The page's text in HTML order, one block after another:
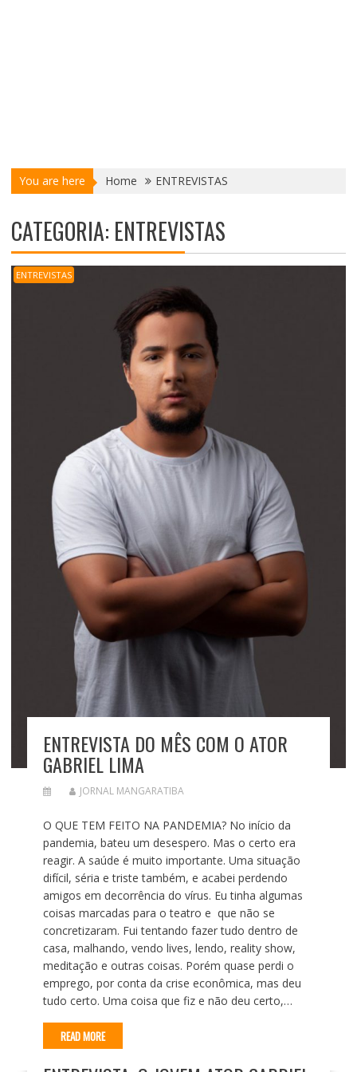
You are here Home ENTREVISTAS
CATEGORIA: ENTREVISTAS
ENTREVISTAS
ENTREVISTA DO MÊS COM O ATOR
GABRIEL LIMA
JORNAL MANGARATIBA
O QUE TEM FEITO NA PANDEMIA? No início da
pandemia, bateu um desespero. Mas o certo era
reagir. A saúde é muito importante. Uma situação
difícil, séria e triste também, e acabei perdendo
amigos em decorrência do vírus. Eu tinha algumas
coisas marcadas para o teatro e que não se
concretizaram. Fui tentando fazer tudo dentro de
casa, malhando, vendo lives, lendo, reality show,
meditação e outras coisas. Porém quase perdi o
emprego, por conta da crise econômica, mas deu
tudo certo. Uma coisa que fiz e não deu certo,…
READ MORE